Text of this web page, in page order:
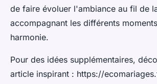
de faire évoluer l'ambiance au fil de
accompagnant les différents
harmonie.
Pour des idées supplémentaires,
article inspirant : https://